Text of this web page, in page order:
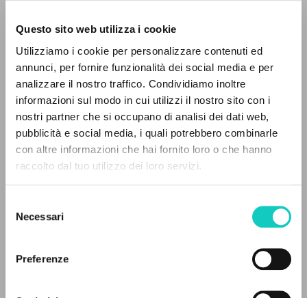
Questo sito web utilizza i cookie
Utilizziamo i cookie per personalizzare contenuti ed
annunci, per fornire funzionalità dei social media e per
analizzare il nostro traffico. Condividiamo inoltre
informazioni sul modo in cui utilizzi il nostro sito con i
nostri partner che si occupano di analisi dei dati web,
pubblicità e social media, i quali potrebbero combinarle
con altre informazioni che hai fornito loro o che hanno
raccolto dal tuo utilizzo dei loro servizi.
delNecessari
Preferenze
Giussani Luigi
PHILIPS
2005
THE PROJECT
bibliographic references, full texts in 5
languages, and dedicated thematic sections.